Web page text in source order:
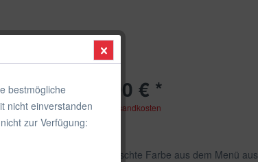
ab 129,90 € *
inkl. MwSt.zzgl. Versandkosten
Wähle die gewünschte Farbe aus dem Menü aus
bestmögliche
nicht einverstanden
zur Verfügung: